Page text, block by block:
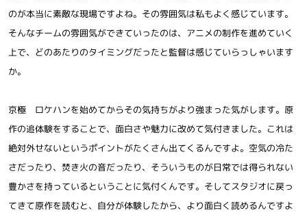
のが本当に素敵な現場ですよね。その雰囲気は私もよく感じています。
そんなチームの雰囲気ができていったのは、アニメの制作を進めていく
上で、どのあたりのタイミングだったと監督は感じていらっしゃいます
か。
京極 ロケハンを始めてからその気持ちがより強まった気がします。原
作の追体験をすることで、面白さや魅力に改めて気付きました。これは
絶対外せないというポイントがたくさん出てくるんですよ。空気の冷た
さだったり、焚き火の音だったり、そういうものが日常では得られない
豊かさを持っているということに気付くんです。そしてスタジオに戻っ
てきて原作を読むと、自分が体験したから、より面白く読めるんですよ